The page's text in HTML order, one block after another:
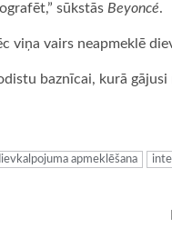
sūkstās Beyoncé.
viņa vairs neapmeklē
baznīcai, kurā gājusi
apmeklēšana